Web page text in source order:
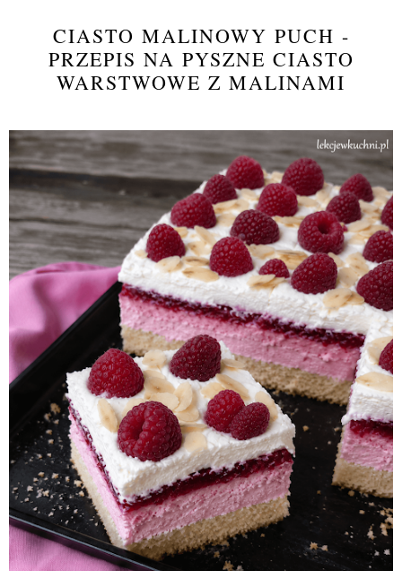
CIASTO MALINOWY PUCH -
PRZEPIS NA PYSZNE CIASTO
WARSTWOWE Z MALINAMI